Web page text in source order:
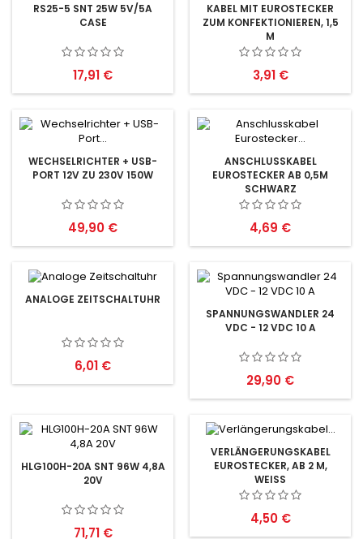
RS25-5 SNT 25W 5V/5A
CASE
Preis
17,91 €
KABEL MIT EUROSTECKER
ZUM KONFEKTIONIEREN, 1,5
M
Preis
3,91 €
WECHSELRICHTER + USB-
PORT 12V ZU 230V 150W
Preis
49,90 €
ANSCHLUSSKABEL
EUROSTECKER AB 0,5M
SCHWARZ
Preis
4,69 €
ANALOGE ZEITSCHALTUHR
Preis
6,01 €
SPANNUNGSWANDLER 24
VDC - 12 VDC 10 A
Preis
29,90 €
HLG100H-20A SNT 96W 4,8A
20V
Preis
71,71 €
VERLÄNGERUNGSKABEL
EUROSTECKER, AB 2 M,
WEISS
Preis
4,50 €